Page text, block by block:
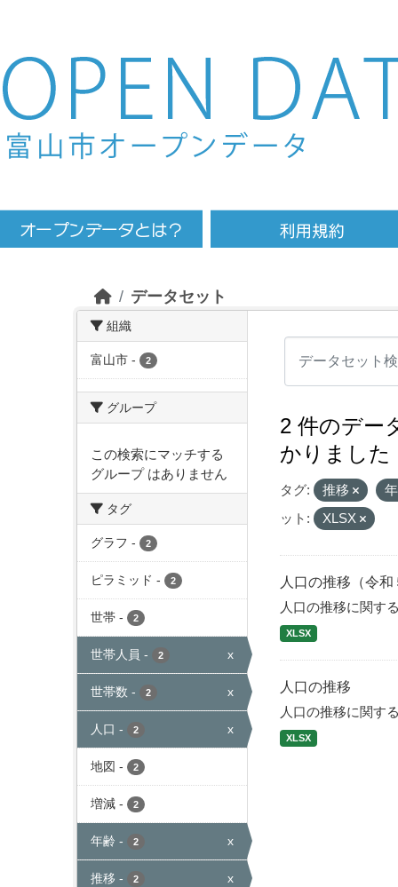
Skip to main content
データセット
組織
富山市 - 2
グループ
この検索にマッチする
グループ はありません
タグ
グラフ - 2
ピラミッド - 2
世帯 - 2
世帯人員 - 2 x
世帯数 - 2 x
人口 - 2 x
地図 - 2
増減 - 2
年齢 - 2 x
推移 - 2 x
2 件のデー
かりました
タグ: 推移
ット:
XLSX
人口の推移（令和
人口の推移に関す
XLSX
人口の推移
人口の推移に関す
XLSX